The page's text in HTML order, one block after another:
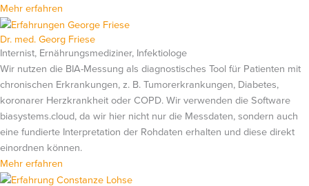
Mehr erfahren
Dr. med. Georg Friese
Internist, Ernährungsmediziner, Infektiologe
Wir nutzen die BIA-Messung als diagnostisches Tool für Patienten mit
chronischen Erkrankungen, z. B. Tumorerkrankungen, Diabetes,
koronarer Herzkrankheit oder COPD. Wir verwenden die Software
biasystems.cloud, da wir hier nicht nur die Messdaten, sondern auch
eine fundierte Interpretation der Rohdaten erhalten und diese direkt
einordnen können.
Mehr erfahren